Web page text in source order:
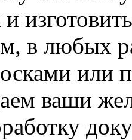
в любых
или
ваши